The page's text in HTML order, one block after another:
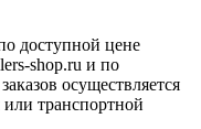
доступной цене
shop.ru и по
осуществляется
транспортной